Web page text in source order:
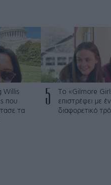
Willis
που
τα
5
Το «Gilmore
επιστρέφει με
διαφορετικό